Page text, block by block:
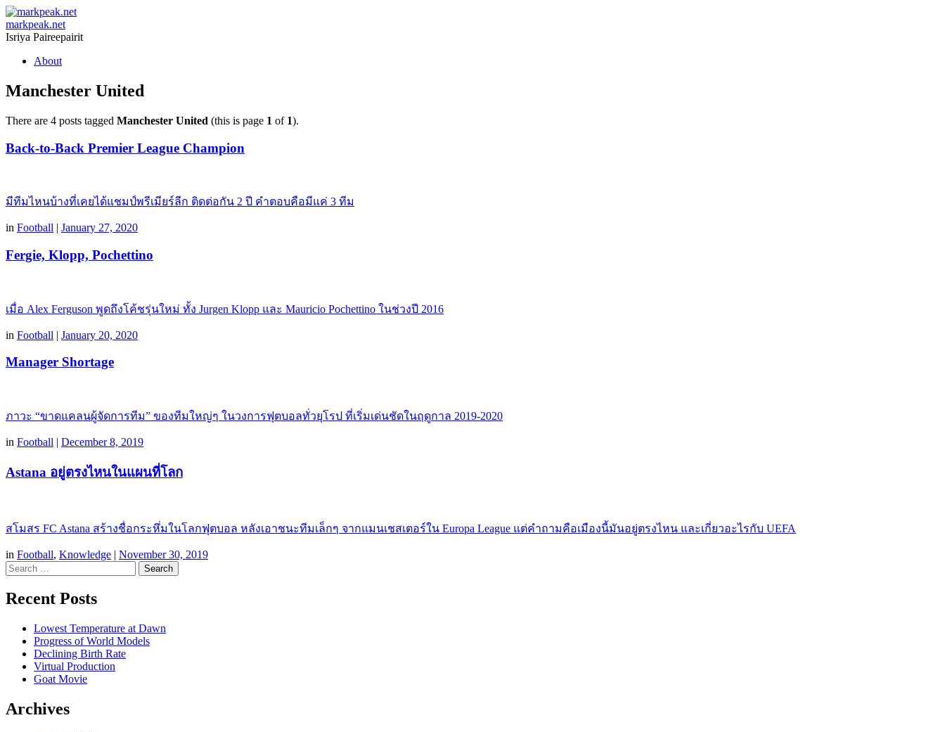
markpeak.net
Isriya Paireepairit
Skip
content
About
Manchester United
There are 4 posts tagged Manchester United (this is page 1 of 1).
Back-to-Back Premier League Champion
มีทีมไหนบ้างที่เคยได้แชมป์พรีเมียร์ลีก ติดต่อกัน 2 ปี คำตอบคือมีแค่ 3 ทีม
in Football | January 27, 2020
Fergie, Klopp, Pochettino
เมื่อ Alex Ferguson พูดถึงโค้ชรุ่นใหม่ ทั้ง Jurgen Klopp และ Mauricio Pochettino ในช่วงปี 2016
in Football | January 20, 2020
Manager Shortage
ภาวะ “ขาดแคลนผู้จัดการทีม” ของทีมใหญ่ๆ ในวงการฟุตบอลทั่วยุโรป ที่เริ่มเด่นชัดในฤดูกาล 2019-2020
in Football | December 8, 2019
Astana อยู่ตรงไหนในแผนที่โลก
สโมสร FC Astana สร้างชื่อกระหึ่มในโลกฟุตบอล หลังเอาชนะทีมเล็กๆ จากแมนเชสเตอร์ใน Europa League แต่คำถามคือเมืองนี้มันอยู่ตรงไหน และเกี่ยวอะไรกับ UEFA
in Football, Knowledge | November 30, 2019
Search
Recent Posts
Lowest Temperature at Dawn
Progress of World Models
Declining Birth Rate
Virtual Production
Goat Movie
Archives